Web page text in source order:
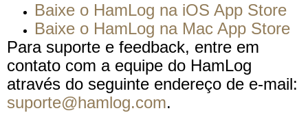
Baixe o HamLog na iOS App Store
Baixe o HamLog na Mac App Store
Para suporte e feedback, entre em
contato com a equipe do HamLog
através do seguinte endereço de e-mail:
suporte@hamlog.com.